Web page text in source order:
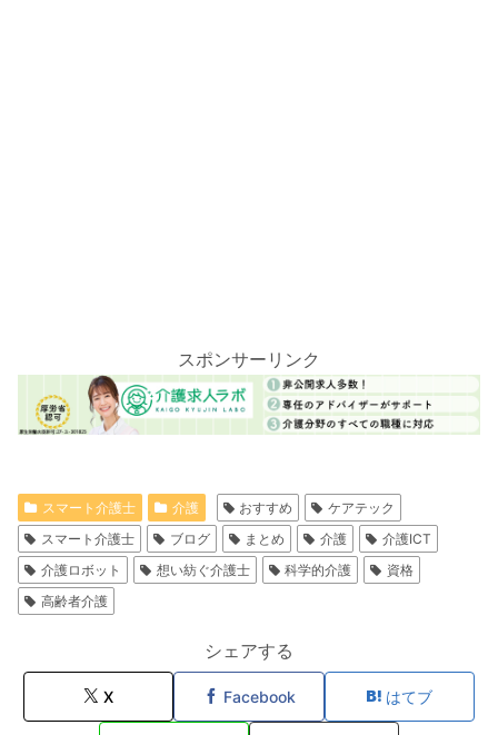
スポンサーリンク
スマート介護士 介護 おすすめ
ケアテック
スマート介護士
ブログ まとめ 介護
介護ICT
介護ロボット
想い紡ぐ介護士 科学的介護
資格
高齢者介護
シェアする
X Facebook はてブ